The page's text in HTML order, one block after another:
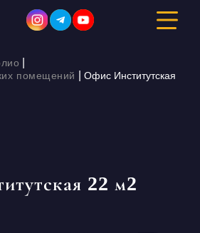
помещений |Офис Институтская
22 м2